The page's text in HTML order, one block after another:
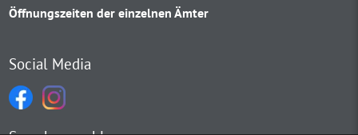
Öffnungszeiten der einzelnen Ämter
Social Media